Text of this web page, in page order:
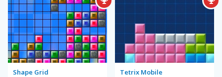
Shape Grid Tetrix Mobile